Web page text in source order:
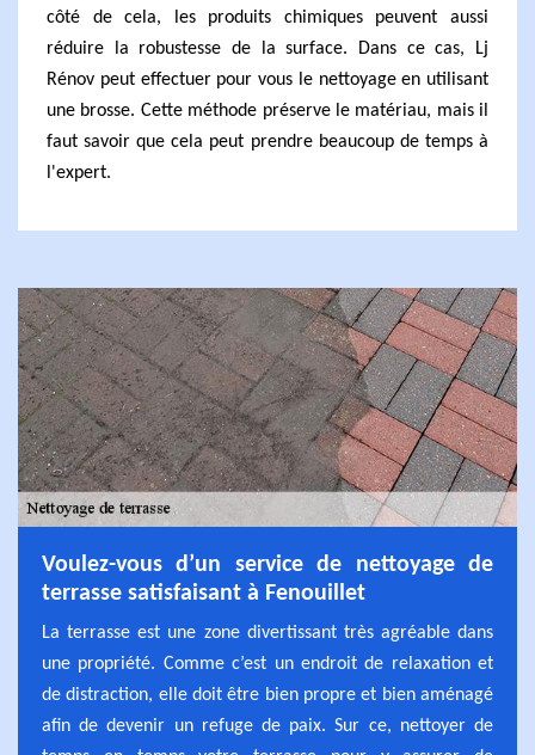
côté de cela, les produits chimiques peuvent aussi
réduire la robustesse de la surface. Dans ce cas, Lj
Rénov peut effectuer pour vous le nettoyage en utilisant
une brosse. Cette méthode préserve le matériau, mais il
faut savoir que cela peut prendre beaucoup de temps à
l'expert.
Voulez-vous d’un service de nettoyage de
terrasse satisfaisant à Fenouillet
La terrasse est une zone divertissant très agréable dans
une propriété. Comme c’est un endroit de relaxation et
de distraction, elle doit être bien propre et bien aménagé
afin de devenir un refuge de paix. Sur ce, nettoyer de